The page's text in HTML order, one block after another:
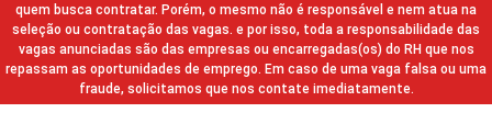
quem busca contratar. Porém, o mesmo não é responsável e nem atua na
seleção ou contratação das vagas. e por isso, toda a responsabilidade das
vagas anunciadas são das empresas ou encarregadas(os) do RH que nos
repassam as oportunidades de emprego. Em caso de uma vaga falsa ou uma
fraude, solicitamos que nos contate imediatamente.